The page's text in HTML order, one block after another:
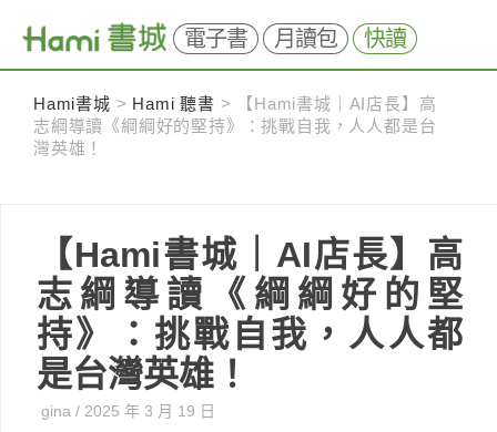
電子書 月讀包 快讀
content
Hami書城 > Hami 聽書 >
【Hami書城｜AI店長】高
志綱導讀《綱綱好的堅持》：挑戰自我，人人都是台
灣英雄！
【Hami書城｜AI店長】高
志綱導讀《綱綱好的堅
持》：挑戰自我，人人都
是台灣英雄！
gina /2025 年 3 月 19 日